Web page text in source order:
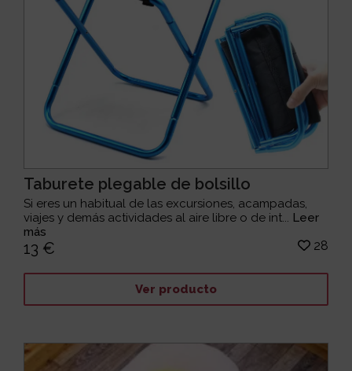
Taburete plegable de bolsillo
Si eres un habitual de las excursiones, acampadas,
viajes y demás actividades al aire libre o de int... Leer
más
13 € 28
Ver producto